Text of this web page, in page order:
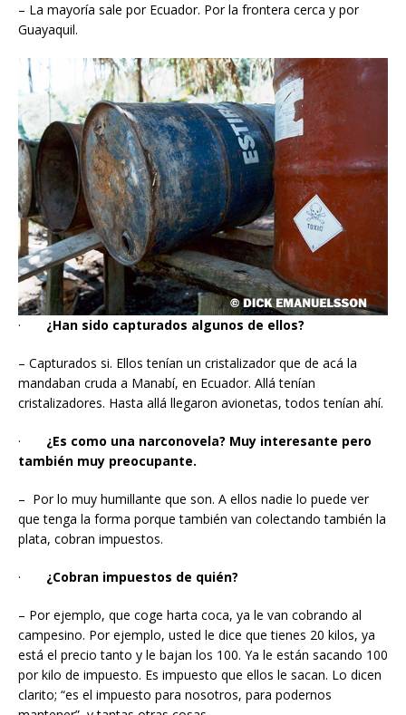
– La mayoría sale por Ecuador. Por la frontera cerca y por
Guayaquil.
· ¿Han sido capturados algunos de ellos?
– Capturados si. Ellos tenían un cristalizador que de acá la
mandaban cruda a Manabí, en Ecuador. Allá tenían
cristalizadores. Hasta allá llegaron avionetas, todos tenían ahí.
· ¿Es como una narconovela? Muy interesante pero
también muy preocupante.
– Por lo muy humillante que son. A ellos nadie lo puede ver
que tenga la forma porque también van colectando también la
plata, cobran impuestos.
· ¿Cobran impuestos de quién?
– Por ejemplo, que coge harta coca, ya le van cobrando al
campesino. Por ejemplo, usted le dice que tienes 20 kilos, ya
está el precio tanto y le bajan los 100. Ya le están sacando 100
por kilo de impuesto. Es impuesto que ellos le sacan. Lo dicen
clarito; “es el impuesto para nosotros, para podernos